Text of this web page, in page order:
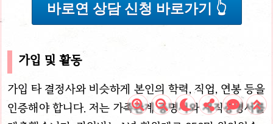
바로연 상담 신청 바로가기 👆
가입 및 활동
가입 타 결정사와 비슷하게 본인의 학력, 직업, 연봉 등을
인증해야 합니다. 저는 가족관계 증명서와 재직증명서를